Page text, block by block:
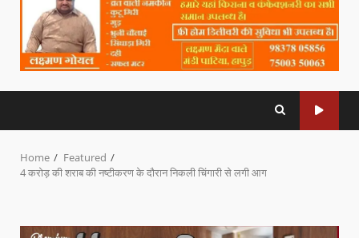
Home
Featured
4 करोड़ की शराब की नष्टीकरण के दौरान निकली चिंगारी से लगी आग